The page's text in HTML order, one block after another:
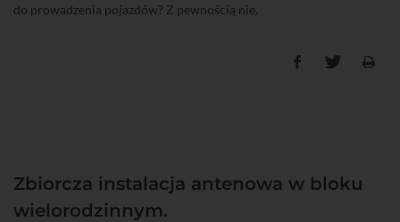
do prowadzenia pojazdów? Z pewnością nie.
Zbiorcza instalacja antenowa w bloku
wielorodzinnym.